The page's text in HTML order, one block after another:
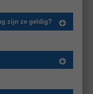
zijn ze geldig?